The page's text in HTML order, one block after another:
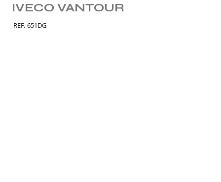
IVECO VANTOUR
REF. 651DG